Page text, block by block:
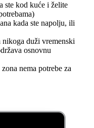
ste kod kuće i želite
kada ste napolju, ili
nikoga duži vremenski
osnovnu
nema potrebe za